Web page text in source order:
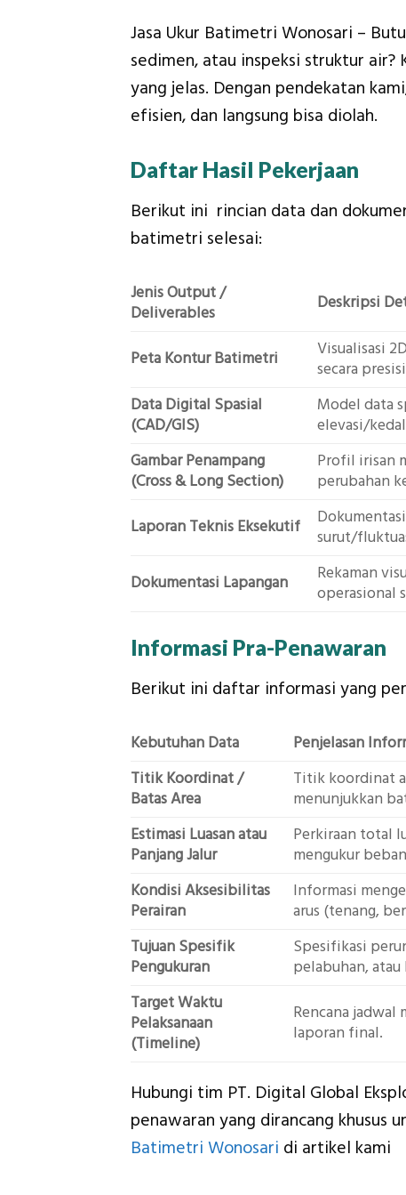
Jasa Ukur Batimetri Wonosari –
sedimen, atau inspeksi struktur
yang jelas. Dengan pendekatan
efisien, dan langsung bisa diolah.
Daftar Hasil Pekerjaan
Berikut ini rincian data dan
batimetri selesai:
Jenis Output /
Deliverables
Deskripsi
Peta Kontur Batimetri
Visualisasi
secara
Data Digital Spasial
(CAD/GIS)
Model data
elevasi/
Gambar Penampang
(Cross & Long Section)
Profil irisan
perubahan
Laporan Teknis Eksekutif
surut/
Dokumentasi Lapangan
Rekaman
operasional
Informasi Pra-Penawaran
Berikut ini daftar informasi yang
Kebutuhan Data
Penjelasan
Titik Koordinat /
Batas Area
Titik koordinat
menunjukkan
Estimasi Luasan atau
Panjang Jalur
Perkiraan total
mengukur
Kondisi Aksesibilitas
Perairan
Informasi
arus (tenang,
Tujuan Spesifik
Pengukuran
Spesifikasi
pelabuhan,
Target Waktu
Pelaksanaan
(Timeline)
Rencana
laporan final.
Hubungi tim PT. Digital Global
penawaran yang dirancang khusus
Batimetri Wonosari di artikel kami